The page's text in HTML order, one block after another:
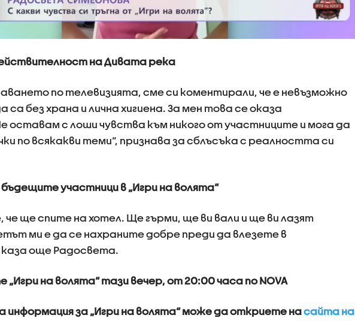
на Дивата река
по телевизията, сме си коментирали, че е невъзможно
са без храна и лична хигиена. За мен това се оказа
оставам с лоши чувства към никого от участниците и мога да
по всякакви теми“, признава за сблъсъка с реалността си
участници в „Игри на волята“
че ще спите на хотел. Ще гърми, ще ви вали и ще ви лазят
ми е да се нахраните добре преди да влезете в
каза още Радосвета.
„Игри на волята“ тази вечер, от 20:00 часа по NOVA
за „Игри на волята“ може да откриете насайта на